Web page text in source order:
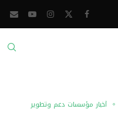
أخبار مؤسسات دعم وتطوير